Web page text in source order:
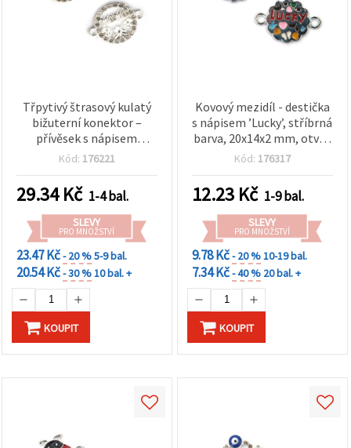
Třpytivý štrasový kulatý
bižuterní konektor –
přívěsek s nápisem
“Mama“ a květinami, kov
mm, otvor 2 mm, balení 5
ks
Kód: 176221
29.34Kč 1-4 bal.
SLEVY
PRO MNOŽSTVÍ
23.47 Kč- 20 %5-9 bal.
20.54 Kč- 30 %10 bal. +
KOUPIT
Kovový mezidíl - destička
s nápisem ’Lucky’, stříbrná
barva, 20x14x2 mm, otvor
2 mm, 2 ks
Kód: 176317
12.23 Kč 1-9 bal.
SLEVY
PRO MNOŽSTVÍ
9.78 Kč- 20 %10-19 bal.
7.34 Kč- 40 % 20 bal. +
KOUPIT